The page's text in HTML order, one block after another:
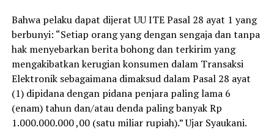
Bahwa pelaku dapat dijerat UU ITE Pasal 28 ayat 1 yang
berbunyi: “Setiap orang yang dengan sengaja dan tanpa
hak menyebarkan berita bohong dan terkirim yang
mengakibatkan kerugian konsumen dalam Transaksi
Elektronik sebagaimana dimaksud dalam Pasal 28 ayat
(1) dipidana dengan pidana penjara paling lama 6
(enam) tahun dan/atau denda paling banyak Rp
1.000.000.000 ,00 (satu miliar rupiah).” Ujar Syaukani.